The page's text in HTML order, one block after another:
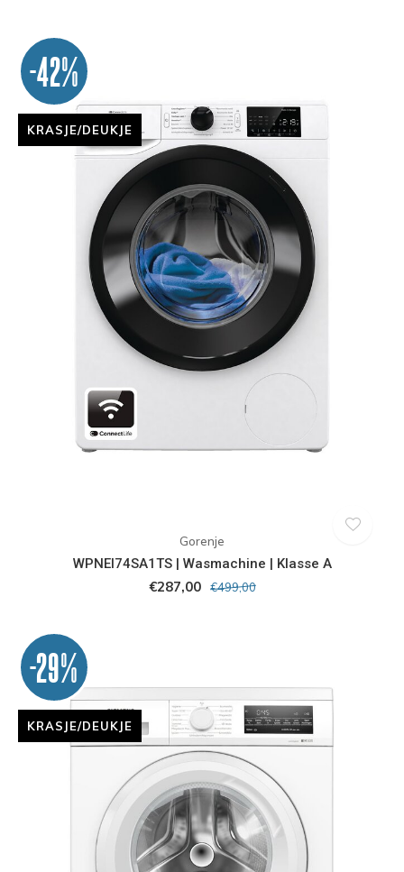
-42%
KRASJE/DEUKJE
Gorenje
WPNEI74SA1TS | Wasmachine | Klasse A
€287,00 €499,00
-29%
KRASJE/DEUKJE